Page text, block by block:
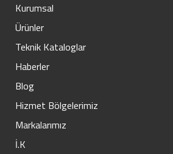
Kurumsal
Ürünler
Teknik Kataloglar
Haberler
Blog
Hizmet Bölgelerimiz
Markalarımız
İ.K